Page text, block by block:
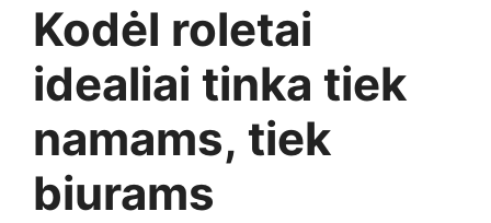
Kodėl roletai
idealiai tinka tiek
namams, tiek
biurams